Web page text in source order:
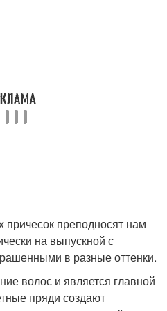
причесок преподносят нам
на выпускной с
в разные оттенки.
волос и является главной
пряди создают